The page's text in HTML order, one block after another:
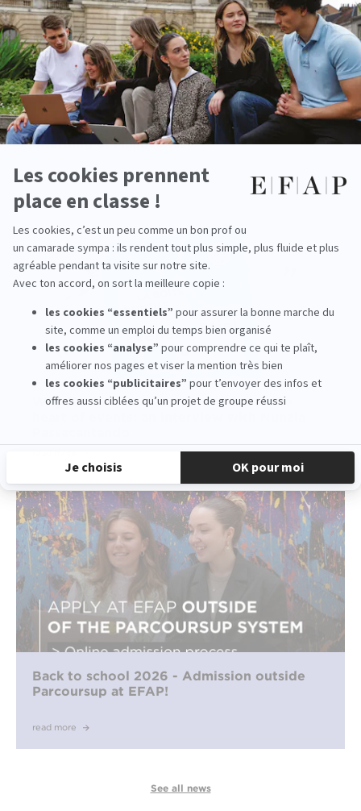
Vlog: The daily life of an EFAP student
interning at Manucurist
read more
Why the human element remains at the
Back to school 2026 - Admission outside
Parcoursup at EFAP!
read more
See all news